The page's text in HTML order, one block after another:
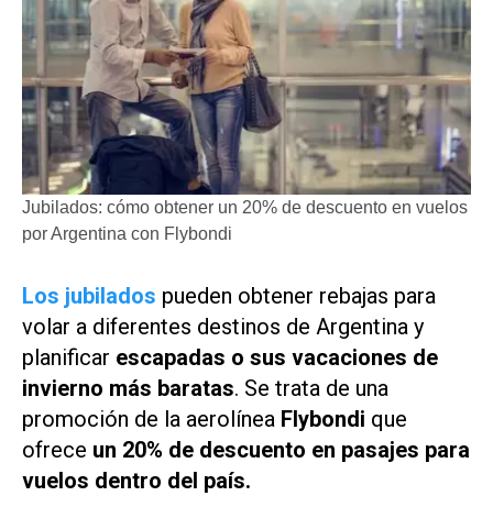
Jubilados: cómo obtener un 20% de descuento en vuelos
por Argentina con Flybondi
Los jubilados pueden obtener rebajas para
volar a diferentes destinos de Argentina y
planificar escapadas o sus vacaciones de
invierno más baratas. Se trata de una
promoción de la aerolínea Flybondi que
ofrece un 20% de descuento en pasajes para
vuelos dentro del país.